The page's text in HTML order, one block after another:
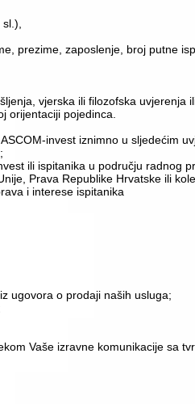
prezime, zaposlenje, broj putne
vjerska ili filozofska uvjerenja
orijentaciji pojedinca.
invest iznimno u sljedećim
ili ispitanika u području radnog
Prava Republike Hrvatske ili
i interese ispitanika
ugovora o prodaji naših usluga;
Vaše izravne komunikacije sa